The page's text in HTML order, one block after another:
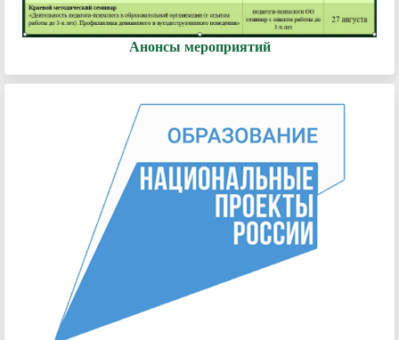
Анонсы мероприятий